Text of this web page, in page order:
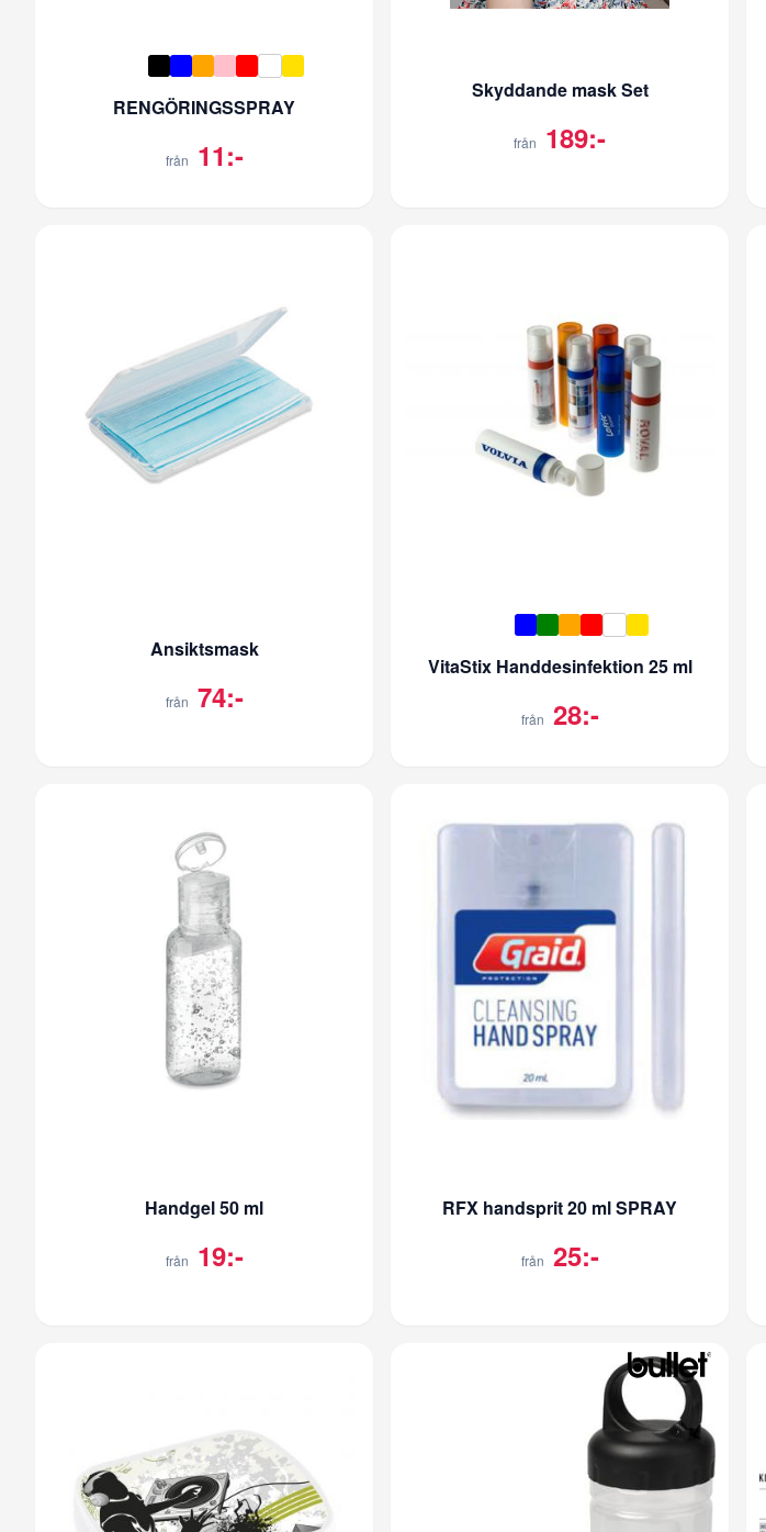
RENGÖRINGSSPRAY
från 11:-
Skyddande mask Set
från 189:-
Ansiktsmask
från 74:-
VitaStix Handdesinfektion 25 ml
från 28:-
Handgel 50 ml
från 19:-
RFX handsprit 20 ml SPRAY
från 25:-